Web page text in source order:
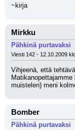
~kirja
Mirkku
Pähkinä purtavaksi
Viesti 142 - 12.10.2009
Vihjeenä, että
muistelen) meni
Bomber
Pähkinä purtavaksi